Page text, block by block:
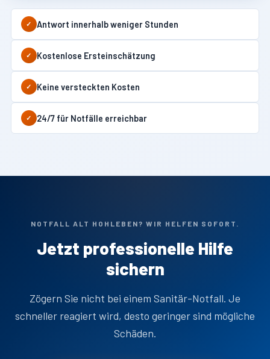
✓ Antwort innerhalb weniger Stunden
✓ Kostenlose Ersteinschätzung
✓ Keine versteckten Kosten
✓ 24/7 für Notfälle erreichbar
NOTFALL ALT HOHLEBEN? WIR HELFEN SOFORT.
Jetzt professionelle Hilfe
sichern
Zögern Sie nicht bei einem Sanitär-Notfall. Je
schneller reagiert wird, desto geringer sind mögliche
Schäden.